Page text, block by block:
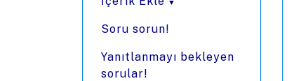
Soru sorun!
Yanıtlanmayı bekleyen
sorular!